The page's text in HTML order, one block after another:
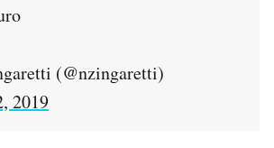
(@nzingaretti)
2019